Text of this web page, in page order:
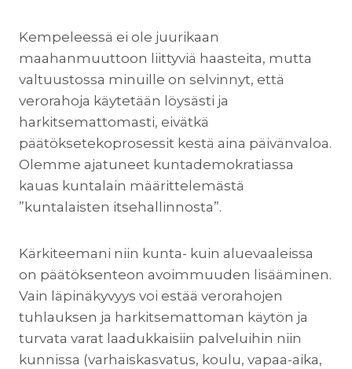
Kempeleessä ei ole juurikaan
maahanmuuttoon liittyviä haasteita, mutta
valtuustossa minuille on selvinnyt, että
verorahoja käytetään löysästi ja
harkitsemattomasti, eivätkä
päätöksetekoprosessit kestä aina päivänvaloa.
Olemme ajatuneet kuntademokratiassa
kauas kuntalain määrittelemästä
”kuntalaisten itsehallinnosta”.
Kärkiteemani niin kunta- kuin aluevaaleissa
on päätöksenteon avoimmuuden lisääminen.
Vain läpinäkyvyys voi estää verorahojen
tuhlauksen ja harkitsemattoman käytön ja
turvata varat laadukkaisiin palveluihin niin
kunnissa (varhaiskasvatus, koulu, vapaa-aika,